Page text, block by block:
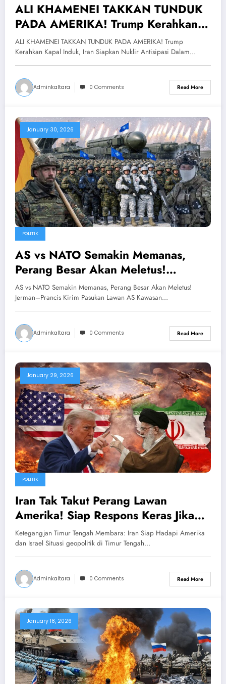
ALI KHAMENEI TAKKAN TUNDUK
PADA AMERIKA! Trump Kerahkan
Kapal Induk, Iran Siapkan Nuklir
Antisipasi
ALI KHAMENEI TAKKAN TUNDUK PADA AMERIKA! Trump
Kerahkan Kapal Induk, Iran Siapkan Nuklir Antisipasi Dalam…
Adminkaltara 0 Comments Read More
January 30, 2026
POLITIK
AS vs NATO Semakin Memanas,
Perang Besar Akan Meletus!
Jerman–Prancis Kirim Pasukan
Lawan AS
AS vs NATO Semakin Memanas, Perang Besar Akan Meletus!
Jerman–Prancis Kirim Pasukan Lawan AS Kawasan…
Adminkaltara 0 Comments Read More
January 29, 2026
POLITIK
Iran Tak Takut Perang Lawan
Amerika! Siap Respons Keras Jika
AS–Israel Picu Kontak Senjata!
Ketegangjan Timur Tengah Membara: Iran Siap Hadapi Amerika
dan Israel Situasi geopolitik di Timur Tengah…
Adminkaltara 0 Comments Read More
January 18, 2026